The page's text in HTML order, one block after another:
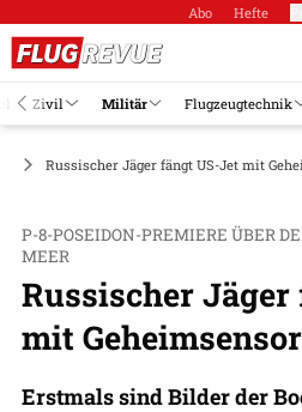
Abo Hefte
Zivil Militär Flugzeugtechnik
Russischer Jäger fängt US-Jet mit
P-8-POSEIDON-PREMIERE ÜBER
MEER
Russischer
mit
Erstmals sind Bilder der